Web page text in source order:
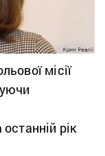
місії
рік